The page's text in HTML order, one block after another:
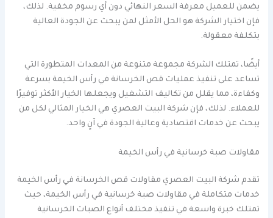
يضمن للعميل معرفة السعر النهائي دون أي رسوم مخفية. لذلك،
فإن اختيار الشركة هو الحل الأمثل لمن يبحث عن الجودة العالية
بتكلفة معقولة.
أيضًا، تمتلك الشركة مجموعة متنوعة من المعدات المتطورة التي
تساعد على تنفيذ عمليات قص الخرسانة في رأس الخيمة بسرعة
وكفاءة، مما يقلل من تكاليف التشغيل ويجعلها الخيار الأكثر توفيرًا
للعملاء. لذلك، فإن شركة البيت العصري هي الخيار المثالي لكل من
يبحث عن خدمات اقتصادية وعالية الجودة في آنٍ واحد.
مقاولات صبة خرسانية في رأس الخيمة
تقدم شركة البيت العصري مقاولات قص الخرسانة في رأس الخيمة
خدمات متكاملة في مقاولات صبة خرسانية في رأس الخيمة، حيث
تمتلك خبرة واسعة في تنفيذ مختلف أنواع الصبات الخرسانية